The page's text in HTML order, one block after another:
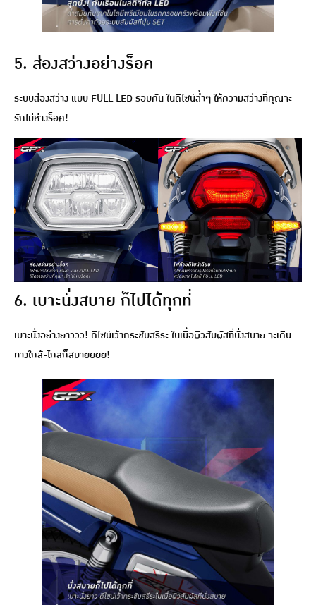
5. ส่องสว่างอย่างร็อค
ระบบส่องสว่าง แบบ FULL LED รอบคัน ในดีไซน์ล้ำๆ ให้ความสว่างที่คุณจะ
รักไม่ห่างร็อค!
6. เบาะนั่งสบาย ก็ไปได้ทุกที่
เบาะนั่งอย่างยาววว! ดีไซน์เว้ากระชับสรีระ ในเนื้อผิวสัมผัสที่นั่งสบาย จะเดิน
ทางใกล้-ไกลก็สบายยยย!